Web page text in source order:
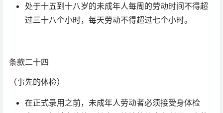
处于十五到十八岁的未成年人每周的劳动时间不得超
过三十八个小时，每天劳动不得超过七个小时。
条款二十四
（事先的体检）
在正式录用之前，未成年人劳动者必须接受身体检